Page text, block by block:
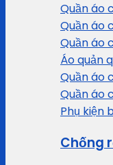
Quần áo
Quần áo
Quần áo
Áo quản
Quần áo
Quần áo
Phụ kiện
Chống